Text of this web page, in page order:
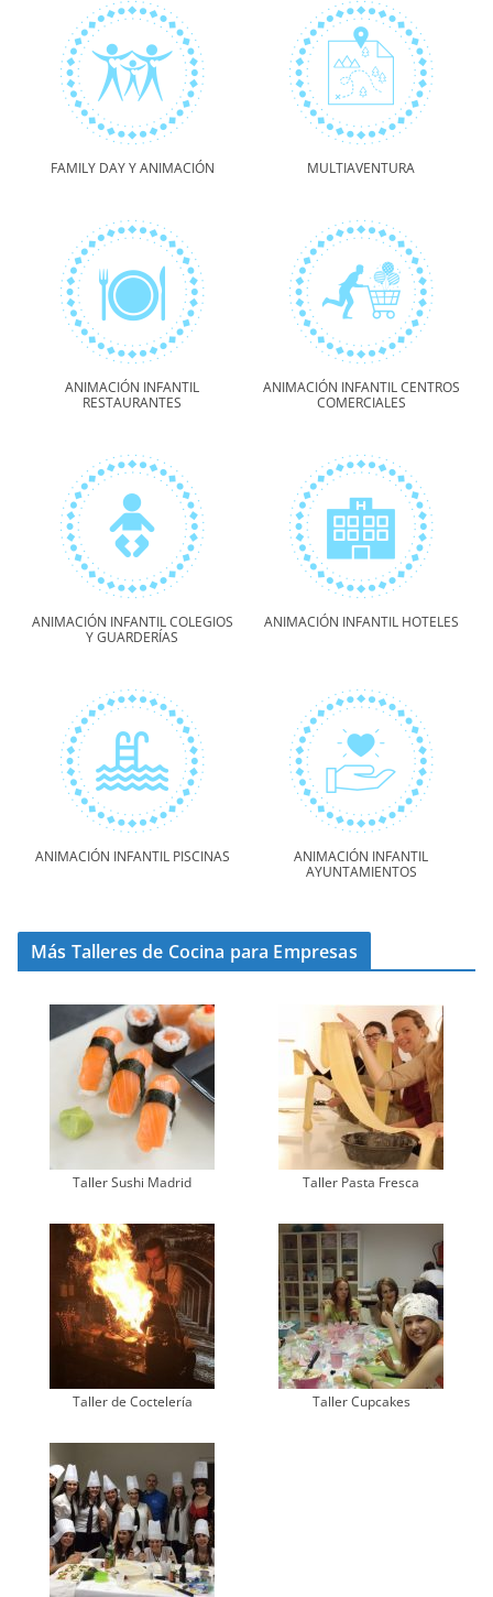
FAMILY DAY Y ANIMACIÓN MULTIAVENTURA
ANIMACIÓN INFANTIL
RESTAURANTES
ANIMACIÓN INFANTIL CENTROS
COMERCIALES
ANIMACIÓN INFANTIL COLEGIOS
Y GUARDERÍAS
ANIMACIÓN INFANTIL HOTELES
ANIMACIÓN INFANTIL PISCINAS
ANIMACIÓN INFANTIL
AYUNTAMIENTOS
Más Talleres de Cocina para Empresas
Taller Sushi Madrid Taller Pasta Fresca
Taller de Coctelería Taller Cupcakes